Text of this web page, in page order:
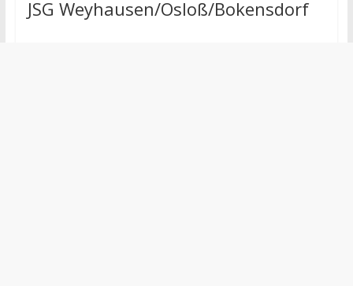
JSG Weyhausen/Osloß/Bokensdorf